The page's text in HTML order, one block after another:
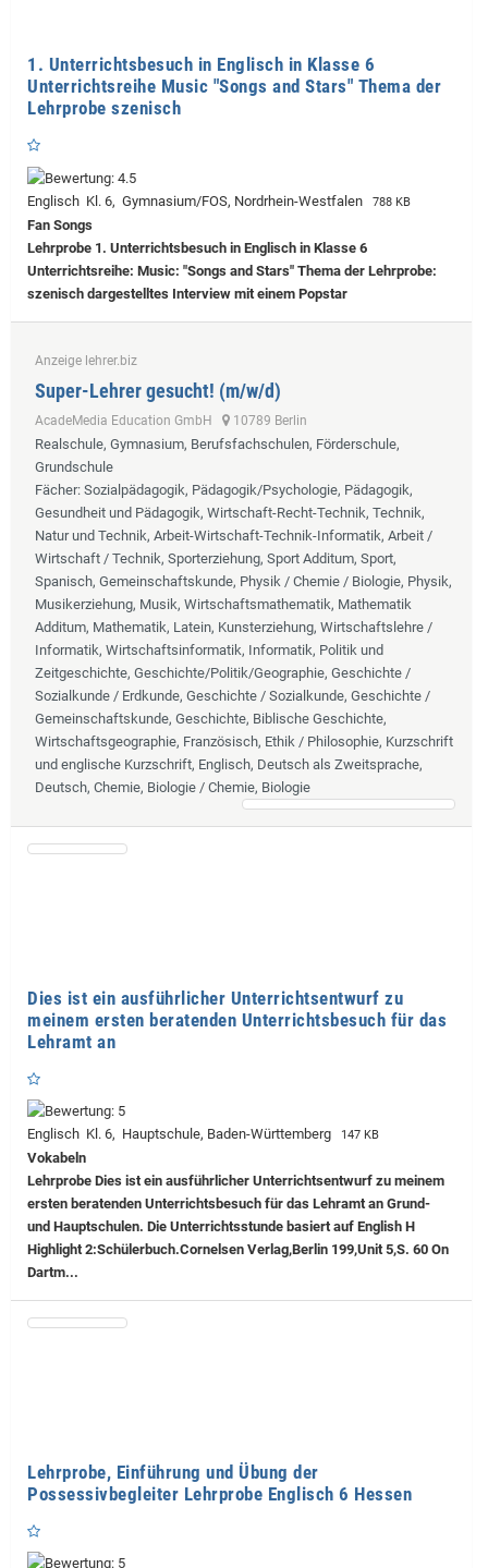
1. Unterrichtsbesuch in Englisch in Klasse 6
Unterrichtsreihe Music "Songs and Stars" Thema der
Lehrprobe szenisch
Englisch Kl. 6, Gymnasium/FOS, Nordrhein-Westfalen 788 KB
Fan Songs
Lehrprobe 1. Unterrichtsbesuch in Englisch in Klasse 6
Unterrichtsreihe: Music: "Songs and Stars" Thema der Lehrprobe:
szenisch dargestelltes Interview mit einem Popstar
Anzeige lehrer.biz
Super-Lehrer gesucht! (m/w/d)
AcadeMedia Education GmbH 10789 Berlin
Realschule, Gymnasium, Berufsfachschulen, Förderschule,
Grundschule
Fächer: Sozialpädagogik, Pädagogik/Psychologie, Pädagogik,
Gesundheit und Pädagogik, Wirtschaft-Recht-Technik, Technik,
Natur und Technik, Arbeit-Wirtschaft-Technik-Informatik, Arbeit /
Wirtschaft / Technik, Sporterziehung, Sport Additum, Sport,
Spanisch, Gemeinschaftskunde, Physik / Chemie / Biologie, Physik,
Musikerziehung, Musik, Wirtschaftsmathematik, Mathematik
Additum, Mathematik, Latein, Kunsterziehung, Wirtschaftslehre /
Informatik, Wirtschaftsinformatik, Informatik, Politik und
Zeitgeschichte, Geschichte/Politik/Geographie, Geschichte /
Sozialkunde / Erdkunde, Geschichte / Sozialkunde, Geschichte /
Gemeinschaftskunde, Geschichte, Biblische Geschichte,
Wirtschaftsgeographie, Französisch, Ethik / Philosophie, Kurzschrift
und englische Kurzschrift, Englisch, Deutsch als Zweitsprache,
Deutsch, Chemie, Biologie / Chemie, Biologie
Dies ist ein ausführlicher Unterrichtsentwurf zu
meinem ersten beratenden Unterrichtsbesuch für das
Lehramt an
Englisch Kl. 6, Hauptschule, Baden-Württemberg 147 KB
Vokabeln
Lehrprobe Dies ist ein ausführlicher Unterrichtsentwurf zu meinem
ersten beratenden Unterrichtsbesuch für das Lehramt an Grund-
und Hauptschulen. Die Unterrichtsstunde basiert auf English H
Highlight 2:Schülerbuch.Cornelsen Verlag,Berlin 199,Unit 5,S. 60 On
Dartm...
Lehrprobe, Einführung und Übung der
Possessivbegleiter Lehrprobe Englisch 6 Hessen